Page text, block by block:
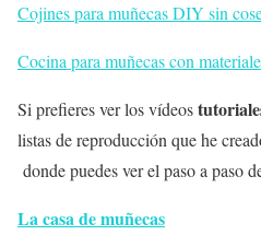
Cojines para muñecas DIY sin
Cocina para muñecas con
Si prefieres ver los vídeos
listas de reproducción que he
donde puedes ver el paso a paso
La casa de muñecas